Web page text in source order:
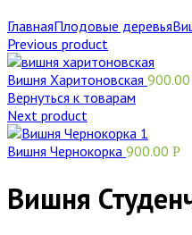
ГлавнаяПлодовые деревья
Previous product
Вишня Харитоновская 900.00
Вернуться к товарам
Next product
Вишня Чернокорка 900.00 Р
Вишня